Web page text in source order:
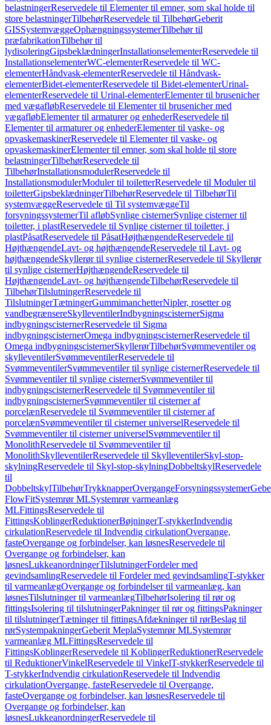
belastningerReservedele til Elementer til emner, som skal holde til
store belastningerTilbehørReservedele til TilbehørGeberit
GISSystemvæggeOphængningssystemerTilbehør til
præfabrikationTilbehør til
lydisoleringGipsbeklædningerInstallationselementerReservedele til
InstallationselementerWC-elementerReservedele til WC-
elementerHåndvask-elementerReservedele til Håndvask-
elementerBidet-elementerReservedele til Bidet-elementerUrinal-
elementerReservedele til Urinal-elementerElementer til brusenicher
med vægafløbReservedele til Elementer til brusenicher med
vægafløbElementer til armaturer og enhederReservedele til
Elementer til armaturer og enhederElementer til vaske- og
opvaskemaskinerReservedele til Elementer til vaske- og
opvaskemaskinerElementer til emner, som skal holde til store
belastningerTilbehørReservedele til
TilbehørInstallationsmodulerReservedele til
InstallationsmodulerModuler til toiletterReservedele til Moduler til
toiletterGipsbeklædningerTilbehørReservedele til TilbehørTil
systemvæggeReservedele til Til systemvæggeTil
forsyningssystemerTil afløbSynlige cisternerSynlige cisterner til
toiletter, i plastReservedele til Synlige cisterner til toiletter, i
plastPåsatReservedele til PåsatHøjthængendeReservedele til
HøjthængendeLavt- og højthængendeReservedele til Lavt- og
højthængendeSkyllerør til synlige cisternerReservedele til Skyllerør
til synlige cisternerHøjthængendeReservedele til
HøjthængendeLavt- og højthængendeTilbehørReservedele til
TilbehørTilslutningerReservedele til
TilslutningerTætningerGummimanchetterNipler, rosetter og
vandbegrænsereSkylleventilerIndbygningscisternerSigma
indbygningscisternerReservedele til Sigma
indbygningscisternerOmega indbygningscisternerReservedele til
Omega indbygningscisternerSkyllerørTilbehørSvømmeventiler og
skylleventilerSvømmeventilerReservedele til
SvømmeventilerSvømmeventiler til synlige cisternerReservedele til
Svømmeventiler til synlige cisternerSvømmeventiler til
indbygningscisternerReservedele til Svømmeventiler til
indbygningscisternerSvømmeventiler til cisterner af
porcelænReservedele til Svømmeventiler til cisterner af
porcelænSvømmeventiler til cisterner universelReservedele til
Svømmeventiler til cisterner universelSvømmeventiler til
MonolithReservedele til Svømmeventiler til
MonolithSkylleventilerReservedele til SkylleventilerSkyl-stop-
skylningReservedele til Skyl-stop-skylningDobbeltskylReservedele
til
DobbeltskylTilbehørTrykknapperOvergangeForsyningssystemer
FlowFitSystemrør MLSystemrør varmeanlæg
MLFittingsReservedele til
FittingsKoblingerReduktionerBøjningerT-stykkerIndvendig
cirkulationReservedele til Indvendig cirkulationOvergange,
fasteOvergange og forbindelser, kan løsnesReservedele til
Overgange og forbindelser, kan
løsnesLukkeanordningerTilslutningerFordeler med
gevindsamlingReservedele til Fordeler med gevindsamlingT-stykker
til varmeanlægOvergange og forbindelser til varmeanlæg, kan
løsnesTilslutninger til varmeanlægTilbehørIsolering til rør og
fittingsIsolering til tilslutningerPakninger til rør og fittingsPakninger
til tilslutningerTætninger til fittingsAfdækninger til rørBeslag til
rørSystempakningerGeberit MeplaSystemrør MLSystemrør
varmeanlæg MLFittingsReservedele til
FittingsKoblingerReservedele til KoblingerReduktionerReservedele
til ReduktionerVinkelReservedele til VinkelT-stykkerReservedele til
T-stykkerIndvendig cirkulationReservedele til Indvendig
cirkulationOvergange, fasteReservedele til Overgange,
fasteOvergange og forbindelser, kan løsnesReservedele til
Overgange og forbindelser, kan
løsnesLukkeanordningerReservedele til